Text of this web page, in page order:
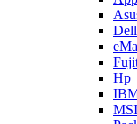
Dell
Hp